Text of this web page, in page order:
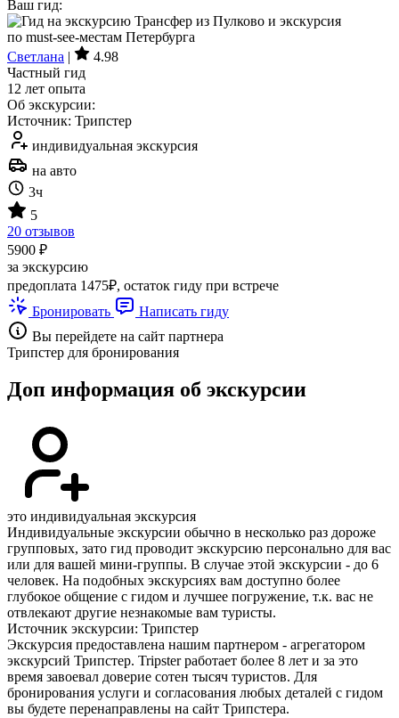
Ваш гид:
Светлана |
4.98
Частный гид
12 лет опыта
Об экскурсии:
Источник: Трипстер
индивидуальная экскурсия
на авто
3ч
5
20 отзывов
5900 ₽
за экскурсию
предоплата 1475₽, остаток гиду при встрече
Бронировать
Написать гиду
Вы перейдете на сайт партнера
Трипстер для бронирования
Доп информация об экскурсии
это индивидуальная экскурсия
Индивидуальные экскурсии обычно в несколько раз дороже
групповых, зато гид проводит экскурсию персонально для вас
или для вашей мини-группы. В случае этой экскурсии - до 6
человек. На подобных экскурсиях вам доступно более
глубокое общение с гидом и лучшее погружение, т.к. вас не
отвлекают другие незнакомые вам туристы.
Источник экскурсии: Трипстер
Экскурсия предоставлена нашим партнером - агрегатором
экскурсий Трипстер. Tripster работает более 8 лет и за это
время завоевал доверие сотен тысяч туристов. Для
бронирования услуги и согласования любых деталей с гидом
вы будете перенаправлены на сайт Трипстера.